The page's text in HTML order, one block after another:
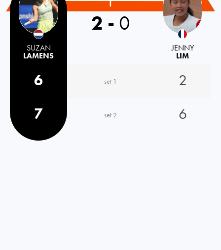
SUZAN
LAMENS
2 - 0
JENNY
LIM
6 set 1
2
7
set 2 6